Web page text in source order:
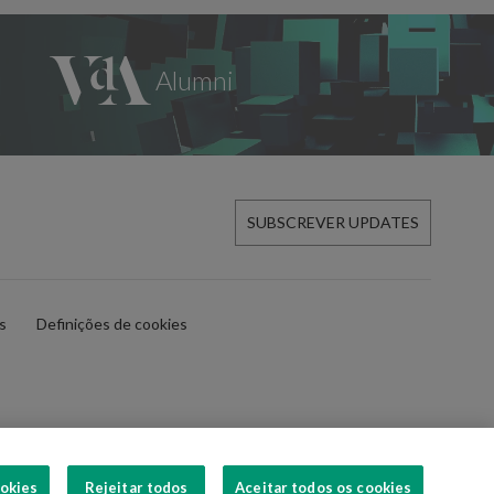
SUBSCREVER UPDATES
Definições de cookies
SIGA-NOS
Rejeitar todos Aceitar todos os cookies